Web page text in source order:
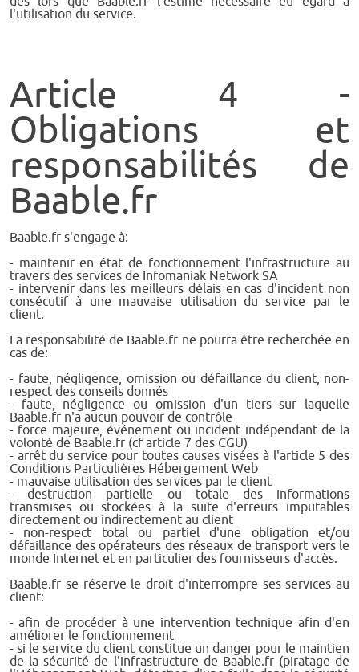
l'utilisation du service.
Article 4 -
Obligations et
responsabilités de
Baable.fr
Baable.fr s'engage à:
- maintenir en état de fonctionnement l'infrastructure au
travers des services de Infomaniak Network SA
- intervenir dans les meilleurs délais en cas d'incident non
consécutif à une mauvaise utilisation du service par le
client.
La responsabilité de Baable.fr ne pourra être recherchée en
cas de:
- faute, négligence, omission ou défaillance du client, non-
respect des conseils donnés
- faute, négligence ou omission d'un tiers sur laquelle
Baable.fr n'a aucun pouvoir de contrôle
- force majeure, événement ou incident indépendant de la
volonté de Baable.fr (cf article 7 des CGU)
- arrêt du service pour toutes causes visées à l'article 5 des
Conditions Particulières Hébergement Web
- mauvaise utilisation des services par le client
- destruction partielle ou totale des informations
transmises ou stockées à la suite d'erreurs imputables
directement ou indirectement au client
- non-respect total ou partiel d'une obligation et/ou
défaillance des opérateurs des réseaux de transport vers le
monde Internet et en particulier des fournisseurs d'accès.
Baable.fr se réserve le droit d'interrompre ses services au
client:
- afin de procéder à une intervention technique afin d'en
améliorer le fonctionnement
- si le service du client constitue un danger pour le maintien
de la sécurité de l'infrastructure de Baable.fr (piratage de